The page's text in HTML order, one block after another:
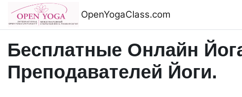
Перейти к основному содержанию
OpenYogaClass.com
Бесплатные Онлайн
Преподавателей Йоги.